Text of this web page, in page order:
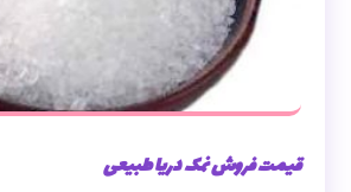
قیمت فروش نمک دریا طبیعی